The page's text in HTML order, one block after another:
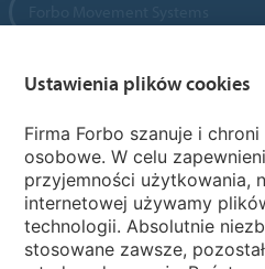
Wybierz kraj
My Forbo
Ustawienia plików cookies
Firma Forbo szanuje i
osobowe. W celu
przyjemności użytkowania,
internetowej używamy
technologii. Absolutnie
stosowane zawsze,